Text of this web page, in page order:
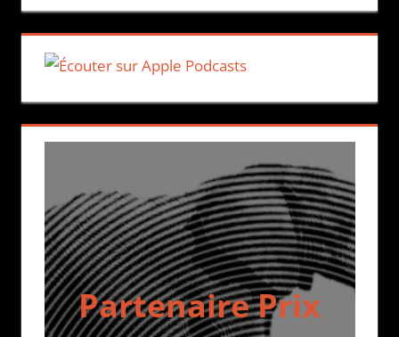
Partenaire Prix